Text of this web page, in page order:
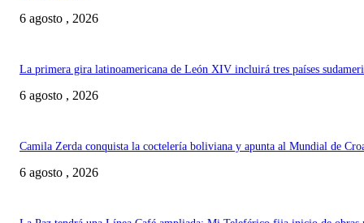
6 agosto , 2026
La primera gira latinoamericana de León XIV incluirá tres países
6 agosto , 2026
Camila Zerda conquista la coctelería boliviana y apunta al Mundial de
6 agosto , 2026